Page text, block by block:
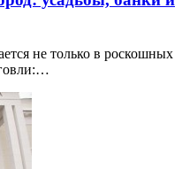
не только в роскошных